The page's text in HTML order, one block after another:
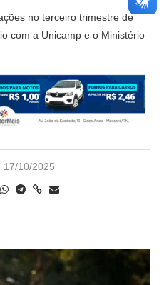
no terceiro trimestre de
com a Unicamp e o Ministério
17/10/2025